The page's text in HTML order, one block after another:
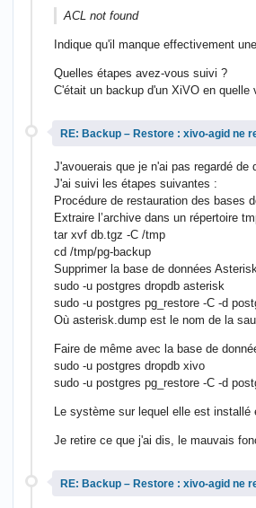
ACL not found
Indique qu'il manque effectivement
Quelles étapes avez-vous suivi ?
C'était un backup d'un XiVO en
RE: Backup – Restore : xivo-agid ne
J'avouerais que je n'ai pas regardé de
J'ai suivi les étapes suivantes :
Procédure de restauration des bases
Extraire l’archive dans un répertoire
tar xvf db.tgz -C /tmp
cd /tmp/pg-backup
Supprimer la base de données
sudo -u postgres dropdb asterisk
sudo -u postgres pg_restore -C -d
Où asterisk.dump est le nom de la
Faire de même avec la base de
sudo -u postgres dropdb xivo
sudo -u postgres pg_restore -C -d
Le système sur lequel elle est installé
Je retire ce que j'ai dis, le mauvais
RE: Backup – Restore : xivo-agid ne